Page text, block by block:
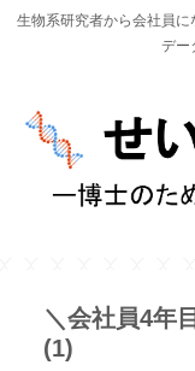
生物系研究者から会社員に
デー
＼会社員4年
(1)